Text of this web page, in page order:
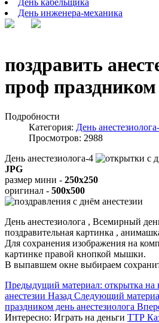
День кабельщика
День инженера-механика
поздравить
проф праздником
Подробности
Категория: День
Просмотров: 2988
День анестезиолога-4
JPG
размер мини - 250x250
оригинал - 500x500
День анестезиолога , Всемирный
поздравительная картинка ,
Для сохранения изображения на
картинке правой кнопкой мышки.
В выпавшем окне выбираем
Предыдущий материал: открытка на
анестезии Назад Следующий
праздником день анестезиолога
Интересно: Играть на деньги ТТР